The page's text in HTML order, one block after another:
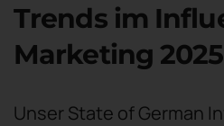
Trends im
Marketing 2025
Unser State of German